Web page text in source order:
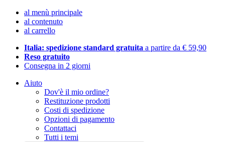
al menù principale
al contenuto
al carrello
Italia: spedizione standard gratuita a partire da € 59,90
Reso gratuito
Consegna in 2 giorni
Aiuto
Dov'è il mio ordine?
Restituzione prodotti
Costi di spedizione
Opzioni di pagamento
Contattaci
Tutti i temi